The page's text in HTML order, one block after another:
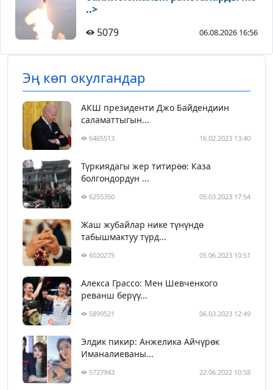
..>
5079
06.08.2026 16:56
Эң көп окулгандар
АКШ президенти Джо Байдендиин
саламаттыгын...
6465513 16.02.2023 13:40
Түркиядагы жер титирөө: Каза
болгондордун ...
6255350 05.03.2023 17:54
Жаш жубайлар нике түнүндө
табышмактуу түрд...
6020275 05.06.2023 10:51
Алекса Грассо: Мен Шевченкого
реванш берүү...
5899521 06.03.2023 12:49
Элдик пикир: Анжелика Айчүрөк
Иманалиеваны...
5727943 22.06.2022 10:58